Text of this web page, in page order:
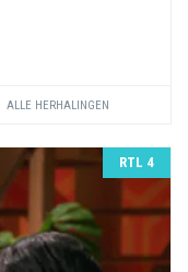
ALLE HERHALINGEN
RTL 4